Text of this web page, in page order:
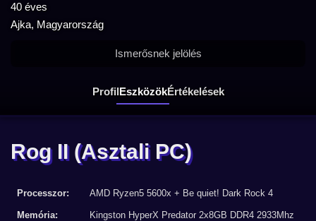
40 éves
Ajka, Magyarország
ProfilEszközökÉrtékelések
Ismerősnek jelölés
Rog II (Asztali PC)
Processzor: AMD Ryzen5 5600x + Be quiet! Dark Rock 4
Memória:
Kingston HyperX Predator 2x8GB DDR4 2933Mhz